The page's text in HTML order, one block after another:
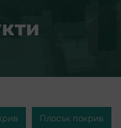
Плосък покрив